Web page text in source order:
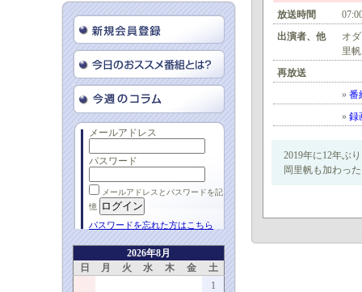
メールアドレス
パスワード
メールアドレスとパスワードを記
憶
パスワードを忘れた方はこちら
2026年8月
日
月 火 水 木 金
土
1
放送時間
出演者、他
オ
里
再放送
» 番
» 録
2019年に12年ぶ
岡里帆も加わっ